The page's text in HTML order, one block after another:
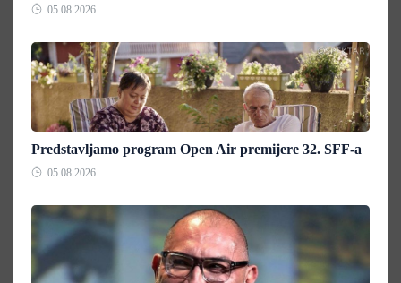
05.08.2026.
Predstavljamo program Open Air premijere 32. SFF-a
05.08.2026.